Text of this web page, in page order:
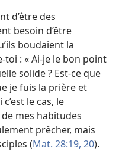
d’être des
besoin d’être
boudaient la
: « Ai-​je le bon point
solide ? Est-​ce que
je fuis la prière et
le cas, le
mes habitudes
prêcher, mais
(Mat. 28:19, 20).